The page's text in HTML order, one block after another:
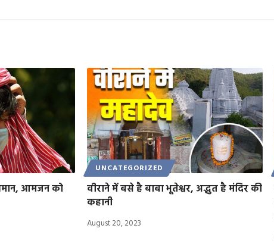
आमजन को
UNCATEGORIZED
वीराने में बसे है बाबा भूतेश्वर, अद्भुत है मंदिर की
कहानी
August 20, 2023